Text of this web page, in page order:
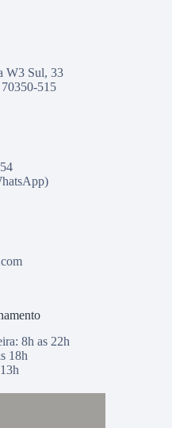
W3 Sul, 33
515
8h as 22h
18h